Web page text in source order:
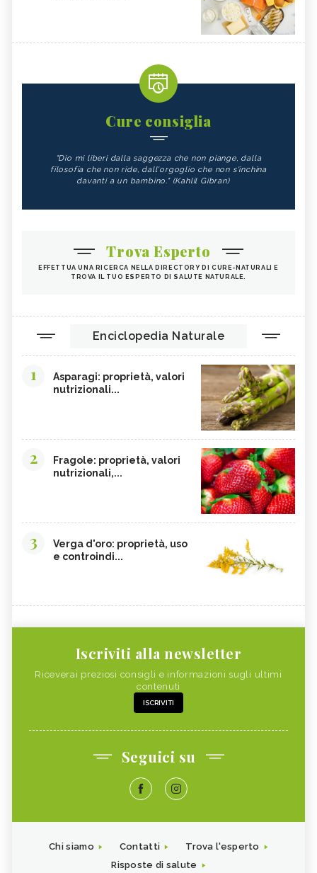
Cure consiglia
"Dio mi liberi dalla saggezza che non piange, dalla
filosofia che non ride, dall'orgoglio che non s'inchina
davanti a un bambino." (Kahlil Gibran)
Trova Esperto
EFFETTUA UNA RICERCA NELLA DIRECTORY DI CURE-NATURALI E
TROVA IL TUO ESPERTO DI SALUTE NATURALE.
Enciclopedia Naturale
1
Asparagi: proprietà, valori
nutrizionali...
2
Fragole: proprietà, valori
nutrizionali,...
3
Verga d'oro: proprietà, uso
e controindi...
Iscriviti alla newsletter
Riceverai preziosi consigli e informazioni sugli ultimi
contenuti
ISCRIVITI
Seguici su
Chi siamo Contatti
Trova l'esperto
Risposte di salute